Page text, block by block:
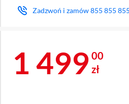
Zadzwoń i zamów855 855 855
Cena 1
1 499 00
zł